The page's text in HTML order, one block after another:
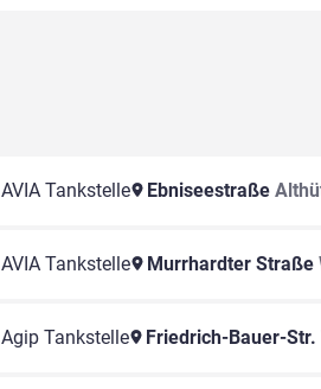
AVIA Tankstelle Ebniseestraße
AVIA Tankstelle Murrhardter Straße
Agip Tankstelle Friedrich-Bauer-Str.